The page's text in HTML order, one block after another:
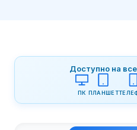
Доступно на
ПК ПЛАНШЕТ